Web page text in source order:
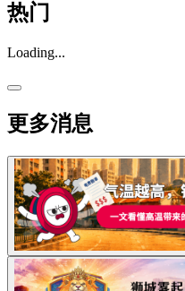
热门
Loading...
更多消息